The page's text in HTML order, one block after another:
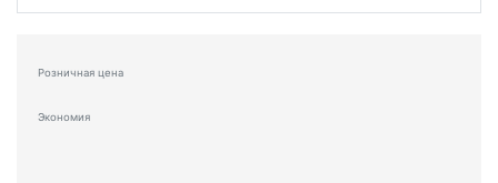
Розничная цена
Экономия